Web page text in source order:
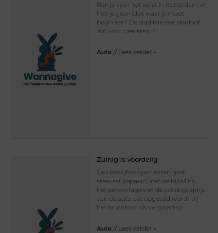
Ben je voor het eerst in Rotterdam en
heb je geen idee waar je moet
beginnen? De stad kan een doolhof
zijn voor toeristen. Er
Auto // Lees verder »
Zuinig is voordelig
Een bedrijfswagen leasen gaat
steevast gepaard met de bijtelling,
het percentage van de catalogusprijs
van de auto dat opgeteld wordt bij
het brutoloon als vergoeding
Auto // Lees verder »